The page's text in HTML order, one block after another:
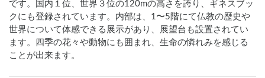
です。国内１位、世界３位の120mの高さを誇り、ギネスブッ
クにも登録されています。内部は、1〜5階にて仏教の歴史や
世界について体感できる展示があり、展望台も設置されてい
ます。四季の花々や動物にも囲まれ、生命の憐れみを感じる
ことが出来ます。